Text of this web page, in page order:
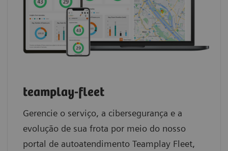
teamplay-fleet
Gerencie o serviço, a cibersegurança e a
evolução de sua frota por meio do nosso
portal de autoatendimento Teamplay Fleet,